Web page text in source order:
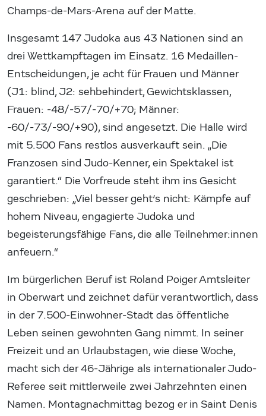
Champs-de-Mars-Arena auf der Matte.
Insgesamt 147 Judoka aus 43 Nationen sind an
drei Wettkampftagen im Einsatz. 16 Medaillen-
Entscheidungen, je acht für Frauen und Männer
(J1: blind, J2: sehbehindert, Gewichtsklassen,
Frauen: -48/-57/-70/+70; Männer:
-60/-73/-90/+90), sind angesetzt. Die Halle wird
mit 5.500 Fans restlos ausverkauft sein. „Die
Franzosen sind Judo-Kenner, ein Spektakel ist
garantiert.“ Die Vorfreude steht ihm ins Gesicht
geschrieben: „Viel besser geht’s nicht: Kämpfe auf
hohem Niveau, engagierte Judoka und
begeisterungsfähige Fans, die alle Teilnehmer:innen
anfeuern.“
Im bürgerlichen Beruf ist Roland Poiger Amtsleiter
in Oberwart und zeichnet dafür verantwortlich, dass
in der 7.500-Einwohner-Stadt das öffentliche
Leben seinen gewohnten Gang nimmt. In seiner
Freizeit und an Urlaubstagen, wie diese Woche,
macht sich der 46-Jährige als internationaler Judo-
Referee seit mittlerweile zwei Jahrzehnten einen
Namen. Montagnachmittag bezog er in Saint Denis